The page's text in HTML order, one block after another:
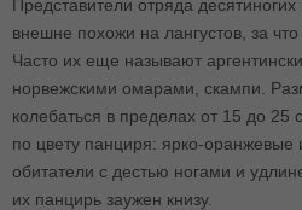
Представители отряда
внешне похожи на лангустов, за
Часто их еще называют
норвежскими омарами, скампи.
колебаться в пределах от 15 до 25
по цвету панциря: ярко-оранжевые
обитатели с дестью ногами и
их панцирь заужен книзу.